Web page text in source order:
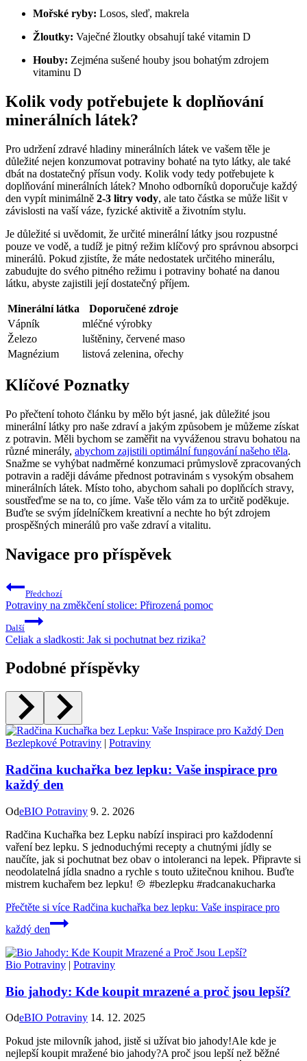
Mořské ryby: Losos, sleď, makrela
Žloutky: Vaječné žloutky obsahují také vitamin D
Houby: Zejména sušené houby jsou bohatým zdrojem
vitaminu D
Kolik vody potřebujete k doplňování
minerálních látek?
Pro udržení zdravé hladiny minerálních látek ve vašem těle je
důležité nejen konzumovat potraviny bohaté na tyto látky, ale také
dbát na dostatečný přísun vody. Kolik vody tedy potřebujete k
doplňování minerálních látek? Mnoho odborníků doporučuje každý
den vypít minimálně 2-3 litry vody, ale tato částka se může lišit v
závislosti na vaší váze, fyzické aktivitě a životním stylu.
Je důležité si uvědomit, že určité minerální látky jsou rozpustné
pouze ve vodě, a tudíž je pitný režim klíčový pro správnou absorpci
minerálů. Pokud zjistíte, že máte nedostatek určitého minerálu,
zabudujte do svého pitného režimu i potraviny bohaté na danou
látku, abyste zajistili její dostatečný příjem.
Minerální látka
Doporučené zdroje
Vápník
mléčné výrobky
Železo
luštěniny, červené maso
Magnézium
listová zelenina, ořechy
Klíčové Poznatky
Po přečtení tohoto článku by mělo být jasné, jak důležité jsou
minerální látky pro naše zdraví a jakým způsobem je můžeme získat
z potravin. Měli bychom se zaměřit na vyváženou stravu bohatou na
různé minerály, abychom zajistili optimální fungování našeho těla.
Snažme se vyhýbat nadměrné konzumaci průmyslově zpracovaných
potravin a raději dáváme přednost potravinám s vysokým obsahem
minerálních látek. Místo toho, abychom sahali po doplňcích stravy,
soustřeďme se na to, co jíme. Vaše tělo vám za to určitě poděkuje.
Buďte se svým jídelníčkem kreativní a nechte ho být zdrojem
prospěšných minerálů pro vaše zdraví a vitalitu.
Navigace pro příspěvek
Předchozí
Potraviny na změkčení stolice: Přirozená pomoc
Další
Celiak a sladkosti: Jak si pochutnat bez rizika?
Podobné příspěvky
Bezlepkové Potraviny | Potraviny
Radčina kuchařka bez lepku: Vaše inspirace pro
každý den
OdeBIO Potraviny 9. 2. 2026
Radčina Kuchařka bez Lepku nabízí inspiraci pro každodenní
vaření bez lepku. S jednoduchými recepty a chutnými jídly se
naučíte, jak si pochutnat bez obav o intoleranci na lepek. Připravte si
neodolatelná jídla snadno a rychle s touto užitečnou knihou. Buďte
mistrem kuchařem bez lepku! 🍲 #bezlepku #radcanakucharka
Přečtěte si více Radčina kuchařka bez lepku: Vaše inspirace pro
každý den
Bio Potraviny | Potraviny
Bio jahody: Kde koupit mrazené a proč jsou lepší?
OdeBIO Potraviny 14. 12. 2025
Pokud jste milovník jahod, jistě si užívat bio jahody!Ale kde je
nejlepší koupit mražené bio jahody?A proč jsou lepší než běžné